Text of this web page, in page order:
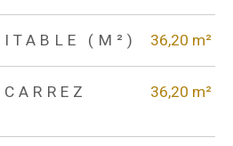
(M²) 36,20 m²
36,20 m²